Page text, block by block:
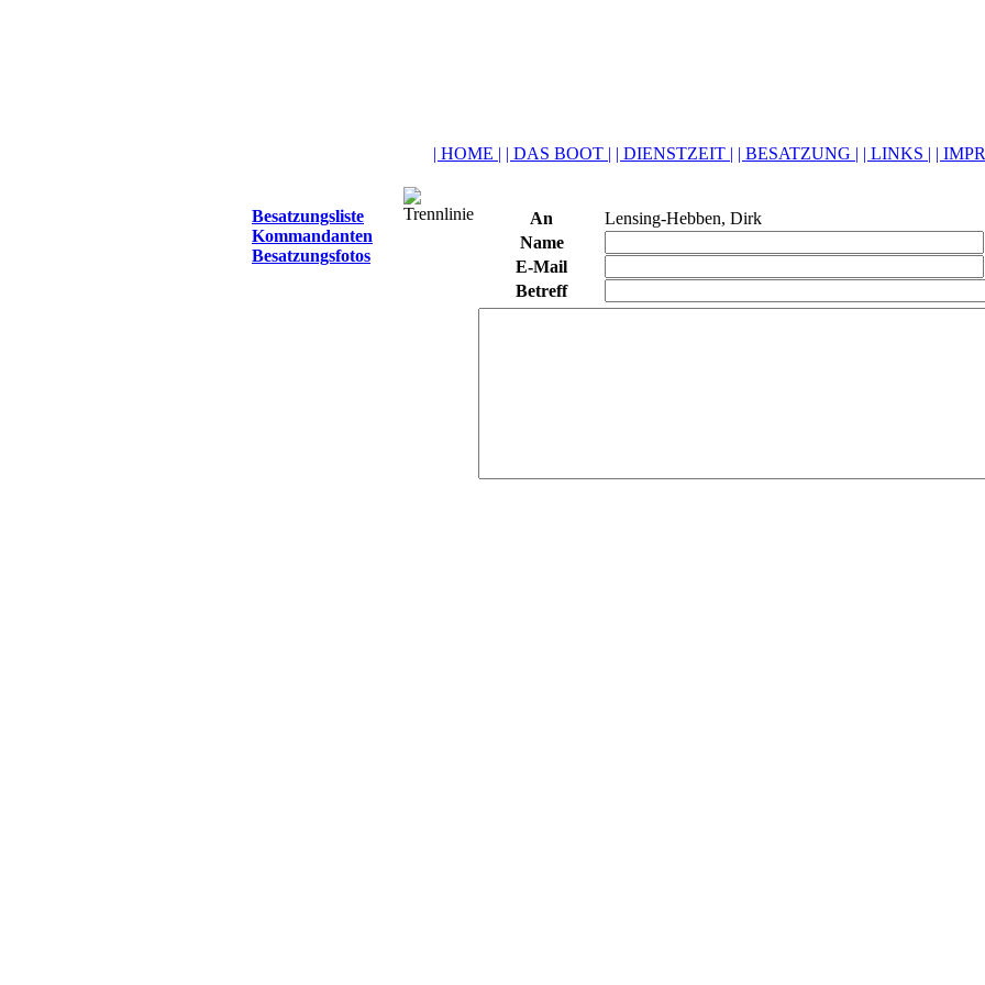
| HOME | | DAS BOOT | | DIENSTZEIT | | BESATZUNG | | LINKS | |
Besatzungsliste
Kommandanten
Besatzungsfotos
An
Lensing-Hebben, Dirk
Name
E-Mail
Betreff